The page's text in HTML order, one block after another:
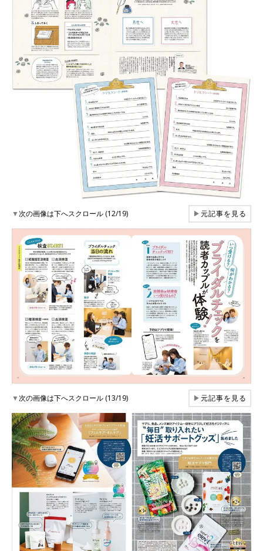
▼次の画像は下へスクロール (12/19) ▶元記事を見る
▼次の画像は下へスクロール (13/19) ▶元記事を見る